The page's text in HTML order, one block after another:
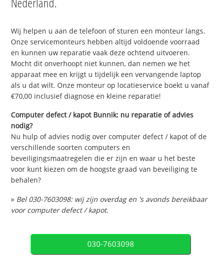
Wij helpen u aan de telefoon of sturen een monteur langs.
Onze servicemonteurs hebben altijd voldoende voorraad
en kunnen uw reparatie vaak deze ochtend uitvoeren.
Mocht dit onverhoopt niet kunnen, dan nemen we het
apparaat mee en krijgt u tijdelijk een vervangende laptop
als u dat wilt. Onze monteur op locatieservice boekt u vanaf
€70,00 inclusief diagnose en kleine reparatie!
Computer defect / kapot Bunnik: nu reparatie of advies
nodig?
Nu hulp of advies nodig over computer defect / kapot of de
verschillende soorten computers en
beveiligingsmaatregelen die er zijn en waar u het beste
voor kunt kiezen om de hoogste graad van beveiliging te
behalen?
» Bel 030-7603098: wij zijn overdag en 's avonds bereikbaar
voor computer defect / kapot.
030-7603098